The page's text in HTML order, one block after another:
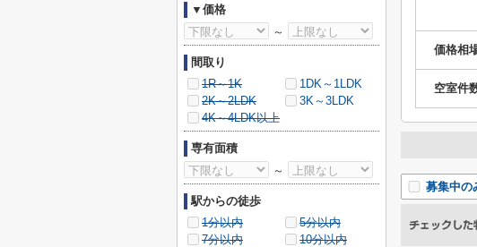
価格相
空室件
募集中の
▼価格
～
間取り
1R～1K
1DK～1LDK
2K～2LDK
3K～3LDK
4K～4LDK以上
専有面積
～
駅からの徒歩
1分以内
5分以内
7分以内
10分以内